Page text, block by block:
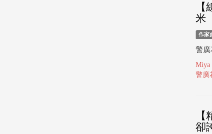
米
作家
警廣
Miya
警廣
卻